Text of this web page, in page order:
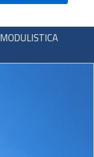
MODULISTICA